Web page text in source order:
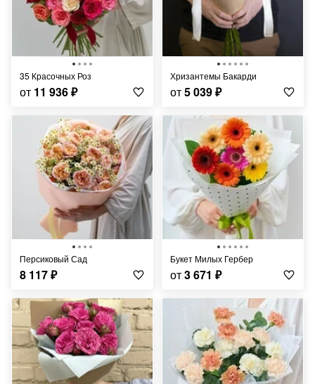
35 Красочных Роз
от 11 936₽
Хризантемы Бакарди
от5 039₽
Персиковый Сад
8 117₽
Букет Милых Гербер
от3 671 ₽